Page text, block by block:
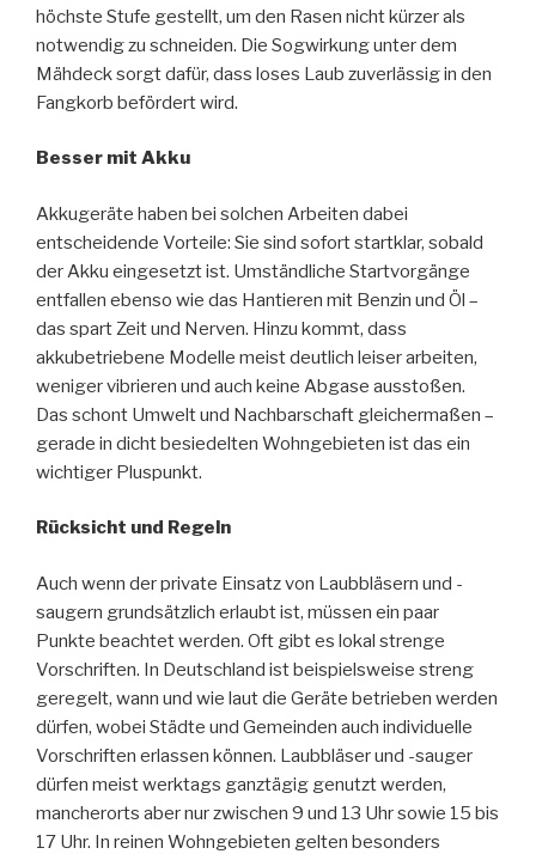
höchste Stufe gestellt, um den Rasen nicht kürzer als
notwendig zu schneiden. Die Sogwirkung unter dem
Mähdeck sorgt dafür, dass loses Laub zuverlässig in den
Fangkorb befördert wird.
Besser mit Akku
Akkugeräte haben bei solchen Arbeiten dabei
entscheidende Vorteile: Sie sind sofort startklar, sobald
der Akku eingesetzt ist. Umständliche Startvorgänge
entfallen ebenso wie das Hantieren mit Benzin und Öl –
das spart Zeit und Nerven. Hinzu kommt, dass
akkubetriebene Modelle meist deutlich leiser arbeiten,
weniger vibrieren und auch keine Abgase ausstoßen.
Das schont Umwelt und Nachbarschaft gleichermaßen –
gerade in dicht besiedelten Wohngebieten ist das ein
wichtiger Pluspunkt.
Rücksicht und Regeln
Auch wenn der private Einsatz von Laubbläsern und -
saugern grundsätzlich erlaubt ist, müssen ein paar
Punkte beachtet werden. Oft gibt es lokal strenge
Vorschriften. In Deutschland ist beispielsweise streng
geregelt, wann und wie laut die Geräte betrieben werden
dürfen, wobei Städte und Gemeinden auch individuelle
Vorschriften erlassen können. Laubbläser und -sauger
dürfen meist werktags ganztägig genutzt werden,
mancherorts aber nur zwischen 9 und 13 Uhr sowie 15 bis
17 Uhr. In reinen Wohngebieten gelten besonders